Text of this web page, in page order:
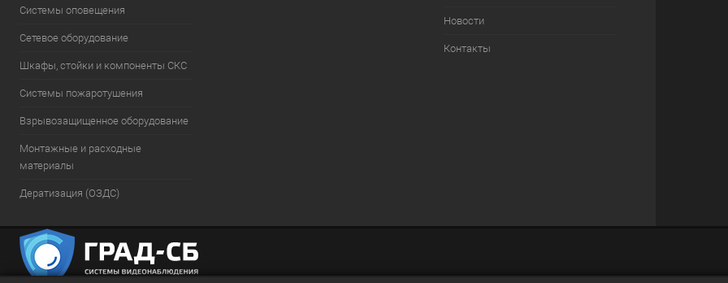
Системы оповещения
Сетевое оборудование
Шкафы, стойки и компоненты СКС
Системы пожаротушения
Взрывозащищенное оборудование
Монтажные и расходные
материалы
Дератизация (ОЗДС)
Новости
Контакты